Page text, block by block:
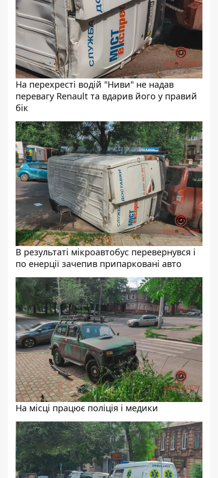
На перехресті водій "Ниви" не надав
перевагу Renault та вдарив його у правий
бік
В результаті мікроавтобус перевернувся і
по енерції зачепив припарковані авто
На місці працює поліція і медики